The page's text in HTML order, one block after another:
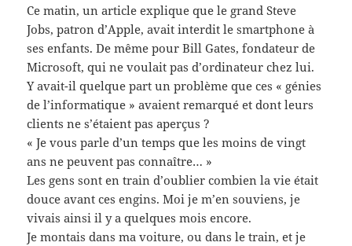
Ce matin, un article explique que le grand Steve
Jobs, patron d’Apple, avait interdit le smartphone à
ses enfants. De même pour Bill Gates, fondateur de
Microsoft, qui ne voulait pas d’ordinateur chez lui.
Y avait-il quelque part un problème que ces « génies
de l’informatique » avaient remarqué et dont leurs
clients ne s’étaient pas aperçus ?
« Je vous parle d’un temps que les moins de vingt
ans ne peuvent pas connaître… »
Les gens sont en train d’oublier combien la vie était
douce avant ces engins. Moi je m’en souviens, je
vivais ainsi il y a quelques mois encore.
Je montais dans ma voiture, ou dans le train, et je